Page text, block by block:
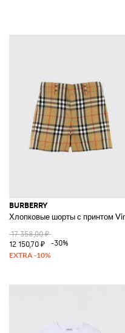
BURBERRY
Хлопковые шорты с принтом
17 358,00 ₽
12 150,70 ₽
-30%